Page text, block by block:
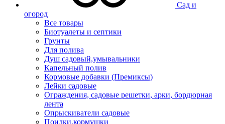
Сад и
огород
Все товары
Биотуалеты и септики
Грунты
Для полива
Душ садовый,умывальники
Капельный полив
Кормовые добавки (Премиксы)
Лейки садовые
Ограждения, садовые решетки, арки, бордюрная
лента
Опрыскиватели садовые
Поилки,кормушки